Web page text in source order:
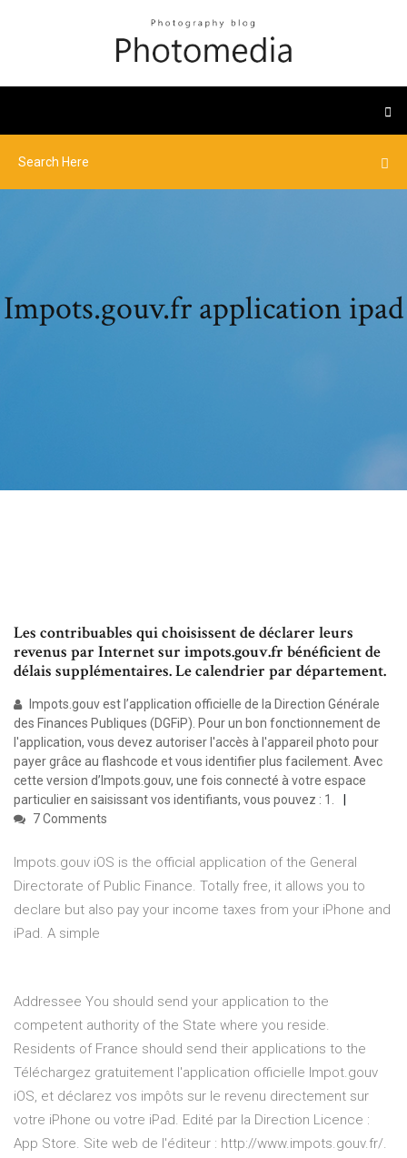
Impots.gouv.fr application ipad
Les contribuables qui choisissent de déclarer leurs
revenus par Internet sur impots.gouv.fr bénéficient de
délais supplémentaires. Le calendrier par département.
Impots.gouv est l’application officielle de la Direction Générale
des Finances Publiques (DGFiP). Pour un bon fonctionnement de
l'application, vous devez autoriser l'accès à l'appareil photo pour
payer grâce au flashcode et vous identifier plus facilement. Avec
cette version d’Impots.gouv, une fois connecté à votre espace
particulier en saisissant vos identifiants, vous pouvez : 1.
7 Comments
Impots.gouv iOS is the official application of the General
Directorate of Public Finance. Totally free, it allows you to
declare but also pay your income taxes from your iPhone and
iPad. A simple
Addressee You should send your application to the
competent authority of the State where you reside.
Residents of France should send their applications to the
Téléchargez gratuitement l'application officielle Impot.gouv
iOS, et déclarez vos impôts sur le revenu directement sur
votre iPhone ou votre iPad. Edité par la Direction Licence :
App Store. Site web de l'éditeur : http://www.impots.gouv.fr/.